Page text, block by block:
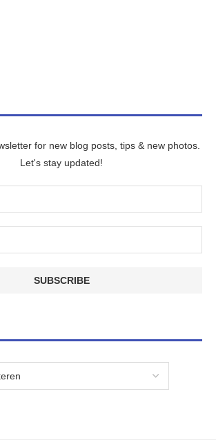
for new blog posts, tips & new photos.
Let's stay updated!